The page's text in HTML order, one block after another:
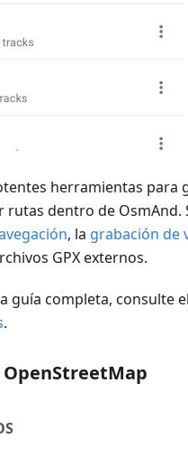
herramientas para
rutas dentro de OsmAnd.
, la grabación de
GPX externos.
guía completa, consulte
.
OpenStreetMap